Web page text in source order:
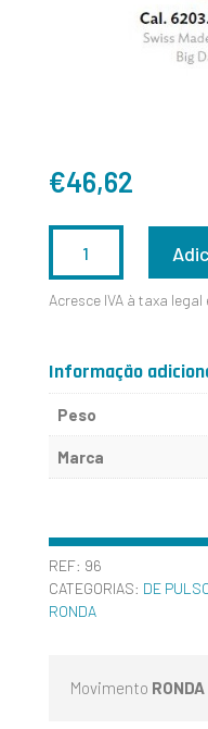
€46,62
DE
6203.B
Acresce IVA à taxa legal
Informação
Peso
Marca
REF: 96
CATEGORIAS: DE
RONDA
Movimento RONDA